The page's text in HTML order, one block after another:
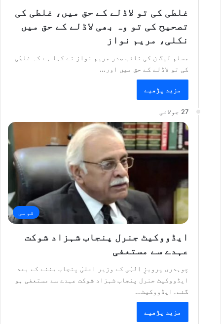
غلطی کی تو لاڈلے کے حق میں، غلطی کی
تصحیح کی تو وہ بھی لاڈلے کے حق میں
نکلی، مریم نواز
مسلم لیگ ن کی نائب صدر مریم نواز نے کہا ہے کہ غلطی
کی تو لاڈلے کے حق میں اور…
مزید پڑھیے
27 جولائی
قومی
ایڈووکیٹ جنرل پنجاب شہزاد شوکت
عہدے سے مستعفی
چوہدری پرویزِ الہٰی کے وزیر اعلیٰ پنجاب بننے کے بعد
ایڈووکیٹ جنرل پنجاب شہزاد شوکت عہدے سے مستعفی ہو
گئے۔ایڈووکیٹ…
مزید پڑھیے